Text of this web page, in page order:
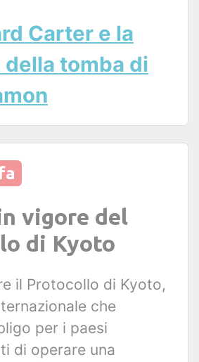
Carter e la
tomba di
vigore del
di Kyoto
il Protocollo di Kyoto,
che
per i paesi
di operare una